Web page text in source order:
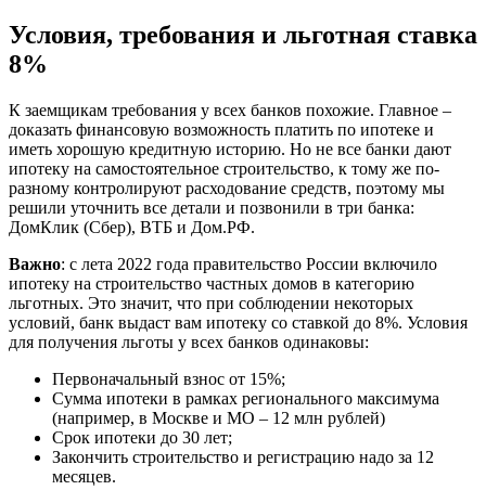
Условия, требования и льготная ставка
8%
К заемщикам требования у всех банков похожие. Главное –
доказать финансовую возможность платить по ипотеке и
иметь хорошую кредитную историю. Но не все банки дают
ипотеку на самостоятельное строительство, к тому же по-
разному контролируют расходование средств, поэтому мы
решили уточнить все детали и позвонили в три банка:
ДомКлик (Сбер), ВТБ и Дом.РФ.
Важно: с лета 2022 года правительство России включило
ипотеку на строительство частных домов в категорию
льготных. Это значит, что при соблюдении некоторых
условий, банк выдаст вам ипотеку со ставкой до 8%. Условия
для получения льготы у всех банков одинаковы:
Первоначальный взнос от 15%;
Сумма ипотеки в рамках регионального максимума
(например, в Москве и МО – 12 млн рублей)
Срок ипотеки до 30 лет;
Закончить строительство и регистрацию надо за 12
месяцев.